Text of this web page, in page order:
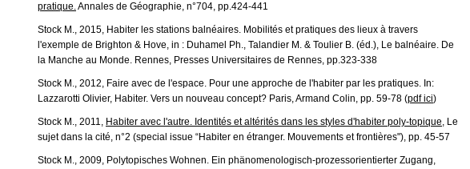
pratique.Annales de Géographie, n°704, pp.424-441
Stock M., 2015, Habiter les stations balnéaires. Mobilités et pratiques des lieux à travers
l'exemple de Brighton & Hove, in : Duhamel Ph., Talandier M. & Toulier B. (éd.), Le balnéaire. De
la Manche au Monde. Rennes, Presses Universitaires de Rennes, pp.323-338
Stock M., 2012, Faire avec de l'espace. Pour une approche de l'habiter par les pratiques. In:
Lazzarotti Olivier, Habiter. Vers un nouveau concept? Paris, Armand Colin, pp. 59-78 (pdf ici)
Stock M., 2011, Habiter avec l'autre. Identités et altérités dans les styles d'habiter poly-topique, Le
sujet dans la cité, n°2 (special issue “Habiter en étranger. Mouvements et frontières"), pp. 45-57
Stock M., 2009, Polytopisches Wohnen. Ein phänomenologisch-prozessorientierter Zugang,